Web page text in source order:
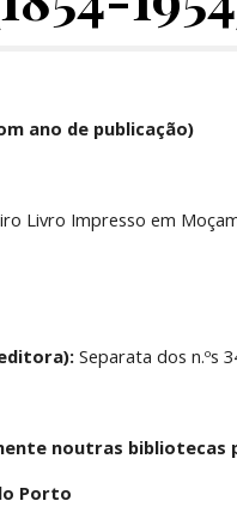
ano de publicação)
Livro Impresso em
Separata dos n.ºs
noutras bibliotecas
Porto